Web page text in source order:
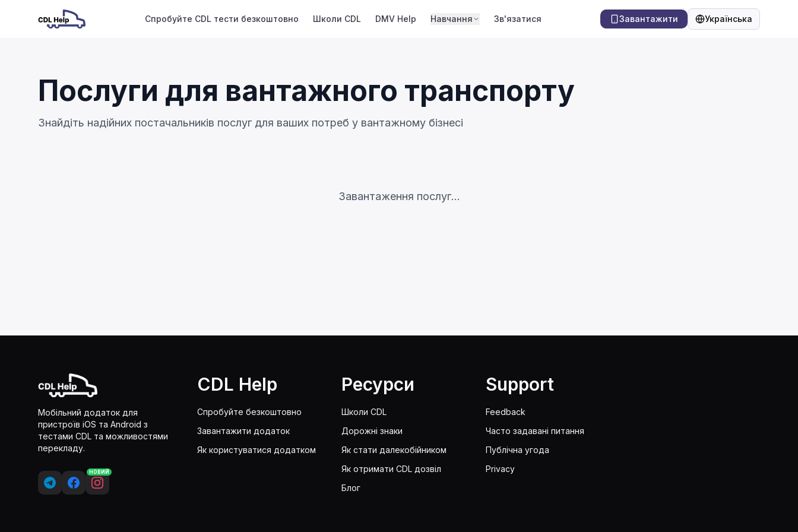
Спробуйте CDL тести безкоштовно Школи CDL DMV Help Навчання Зв'язатися Завантажити Українська
Мова
Послуги для вантажного транспорту
Знайдіть надійних постачальників послуг для ваших потреб у вантажному бізнесі
Завантаження послуг...
Мобільний додаток для
пристроїв iOS та Android з
тестами CDL та можливостями
перекладу.
НОВИЙ
CDL Help
Спробуйте безкоштовно
Завантажити додаток
Як користуватися додатком
Ресурси
Школи CDL
Дорожні знаки
Як стати далекобійником
Як отримати CDL дозвіл
Блог
Support
Feedback
Часто задавані питання
Публічна угода
Privacy